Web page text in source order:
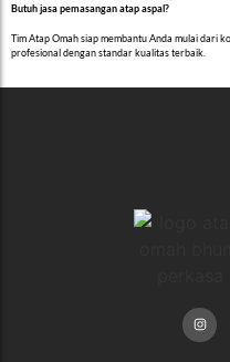
Butuh jasa pemasangan atap aspal?
Tim Atap Omah siap membantu Anda mulai dari
profesional dengan standar kualitas terbaik.